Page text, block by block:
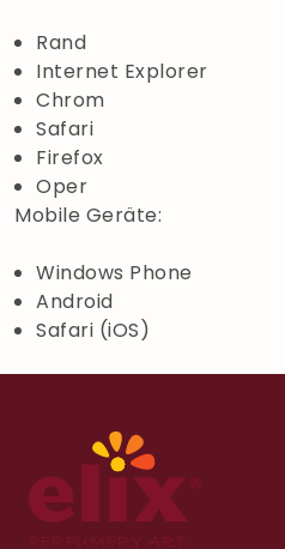
Rand
Internet Explorer
Chrom
Safari
Firefox
Oper
Mobile Geräte:
Windows Phone
Android
Safari (iOS)